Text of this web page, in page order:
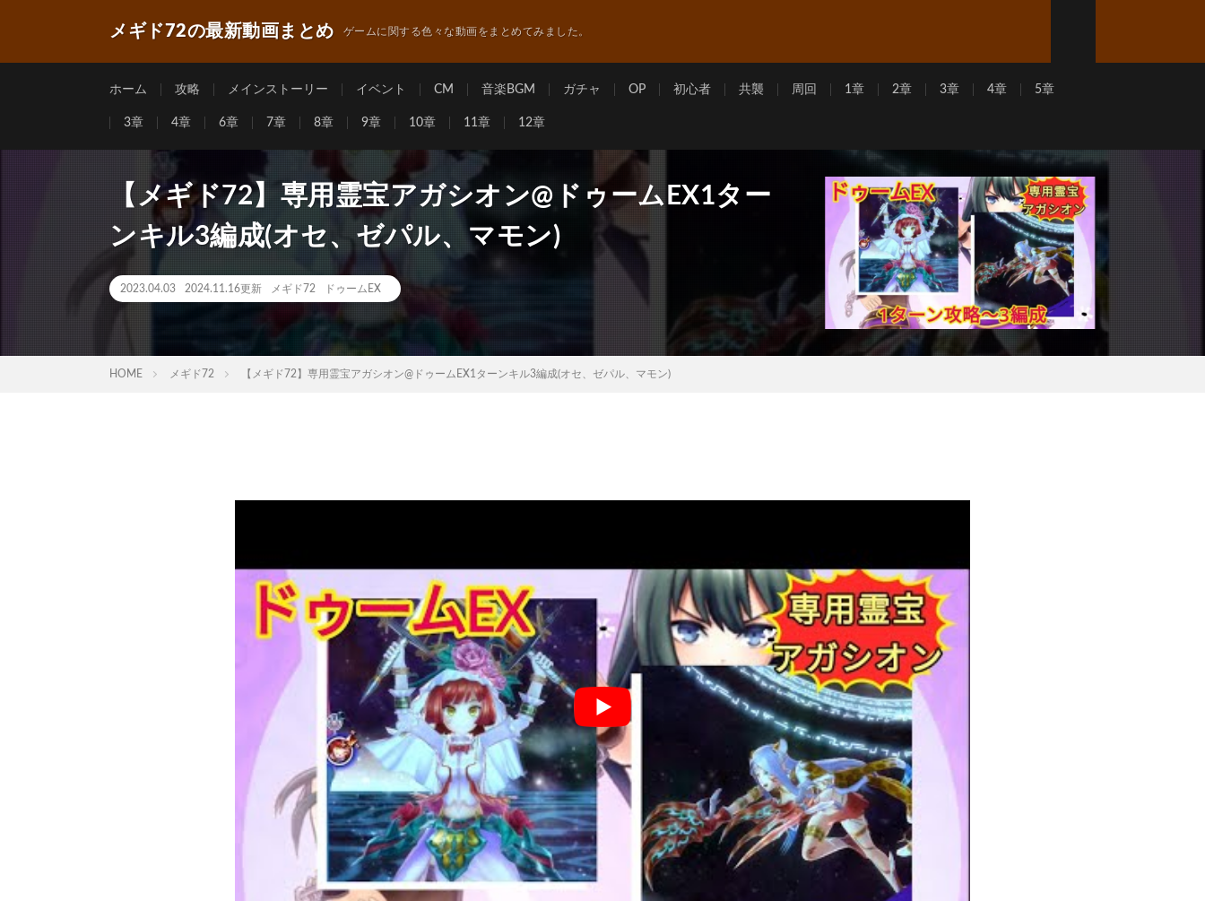
メギド72の最新動画まとめ ゲームに関する色々な動画をまとめてみました。
ホーム 攻略 メインストーリー イベント CM 音楽BGM ガチャ OP 初心者 共襲 周回 1章 2章 3章 4章 5章
3章 4章 6章 7章 8章 9章 10章 11章 12章
【メギド72】専用霊宝アガシオン@ドゥームEX1ター
ンキル3編成(オセ、ゼパル、マモン)
2023.04.03 2024.11.16更新 メギド72 ドゥームEX
HOME メギド72 【メギド72】専用霊宝アガシオン@ドゥームEX1ターンキル3編成(オセ、ゼパル、マモン)